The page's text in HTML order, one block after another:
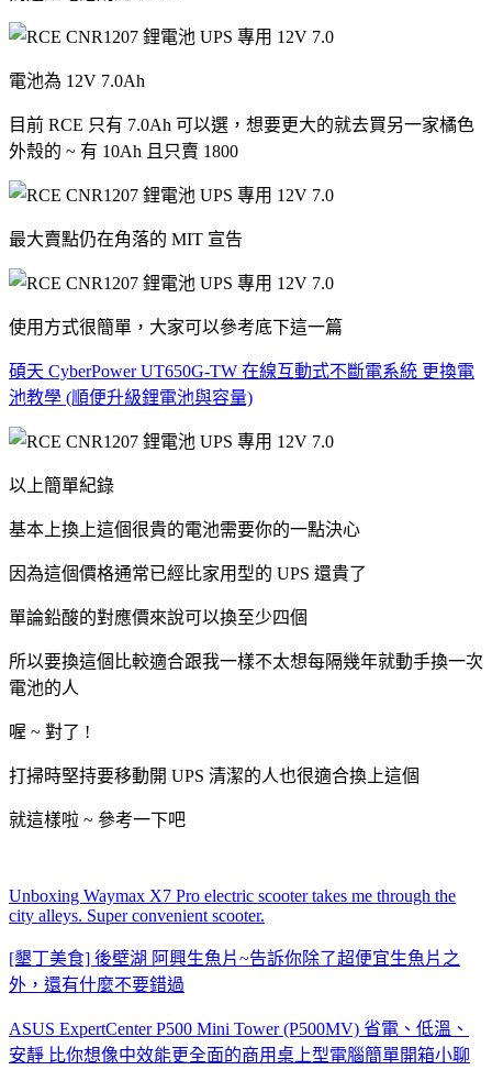
電池為 12V 7.0Ah
目前 RCE 只有 7.0Ah 可以選，想要更大的就去買另一家橘色
外殼的 ~ 有 10Ah 且只賣 1800
最大賣點仍在角落的 MIT 宣告
使用方式很簡單，大家可以參考底下這一篇
碩天 CyberPower UT650G-TW 在線互動式不斷電系統 更換電
池教學 (順便升級鋰電池與容量)
以上簡單紀錄
基本上換上這個很貴的電池需要你的一點決心
因為這個價格通常已經比家用型的 UPS 還貴了
單論鉛酸的對應價來說可以換至少四個
所以要換這個比較適合跟我一樣不太想每隔幾年就動手換一次
電池的人
喔 ~ 對了 !
打掃時堅持要移動開 UPS 清潔的人也很適合換上這個
就這樣啦 ~ 參考一下吧
Unboxing Waymax X7 Pro electric scooter takes me through the
city alleys. Super convenient scooter.
[墾丁美食] 後壁湖 阿興生魚片~告訴你除了超便宜生魚片之
外，還有什麼不要錯過
ASUS ExpertCenter P500 Mini Tower (P500MV) 省電、低溫、
安靜 比你想像中效能更全面的商用桌上型電腦簡單開箱小聊